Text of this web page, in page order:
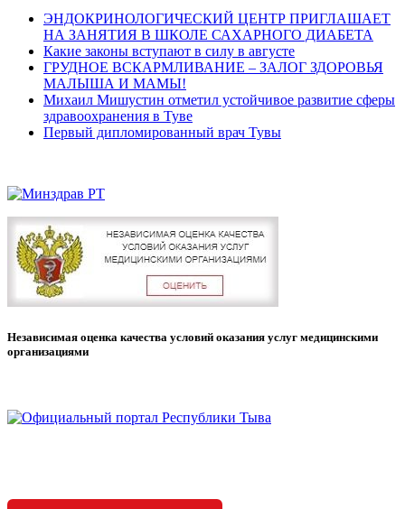
ЭНДОКРИНОЛОГИЧЕСКИЙ ЦЕНТР ПРИГЛАШАЕТ
НА ЗАНЯТИЯ В ШКОЛЕ САХАРНОГО ДИАБЕТА
Какие законы вступают в силу в августе
ГРУДНОЕ ВСКАРМЛИВАНИЕ – ЗАЛОГ ЗДОРОВЬЯ
МАЛЫША И МАМЫ!
Михаил Мишустин отметил устойчивое развитие сферы
здравоохранения в Туве
Первый дипломированный врач Тувы
Независимая оценка качества условий оказания услуг медицинскими
организациями